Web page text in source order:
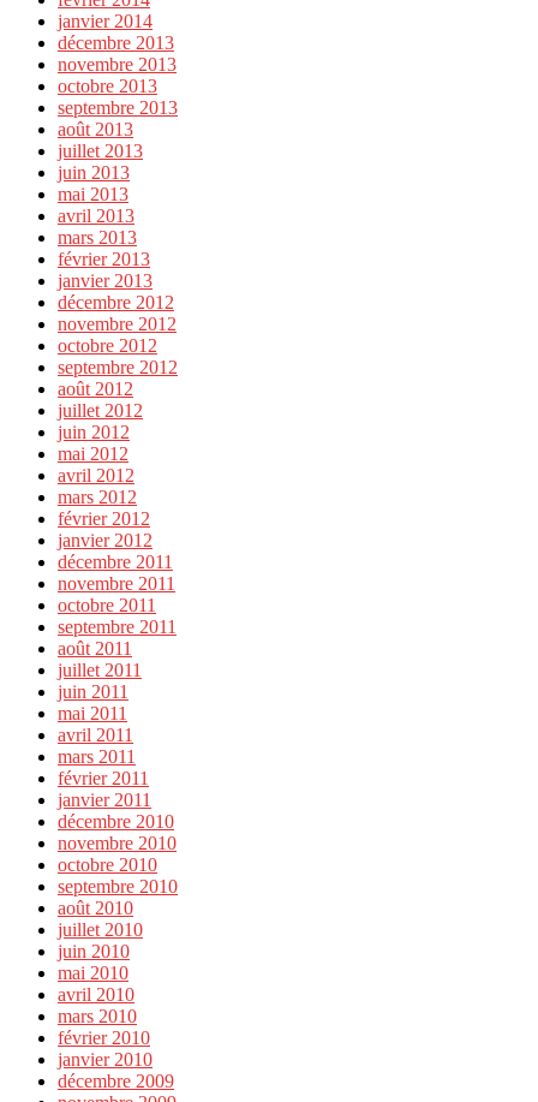
janvier 2014
décembre 2013
novembre 2013
octobre 2013
septembre 2013
août 2013
juillet 2013
juin 2013
mai 2013
avril 2013
mars 2013
février 2013
janvier 2013
décembre 2012
novembre 2012
octobre 2012
septembre 2012
août 2012
juillet 2012
juin 2012
mai 2012
avril 2012
mars 2012
février 2012
janvier 2012
décembre 2011
novembre 2011
octobre 2011
septembre 2011
août 2011
juillet 2011
juin 2011
mai 2011
avril 2011
mars 2011
février 2011
janvier 2011
décembre 2010
novembre 2010
octobre 2010
septembre 2010
août 2010
juillet 2010
juin 2010
mai 2010
avril 2010
mars 2010
février 2010
janvier 2010
décembre 2009